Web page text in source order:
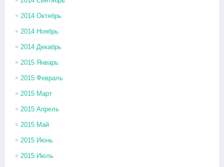
2014 Октябрь
2014 Ноябрь
2014 Декабрь
2015 Январь
2015 Февраль
2015 Март
2015 Апрель
2015 Май
2015 Июнь
2015 Июль